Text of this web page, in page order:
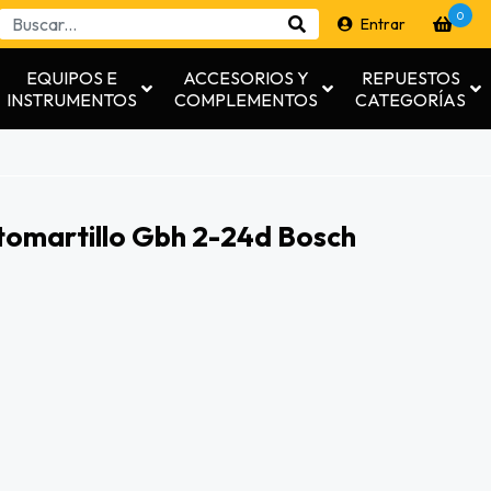
Entrar 0
EQUIPOS E
INSTRUMENTOS
ACCESORIOS Y
COMPLEMENTOS
REPUESTOS
CATEGORÍAS
Gbh 2-24d Bosch